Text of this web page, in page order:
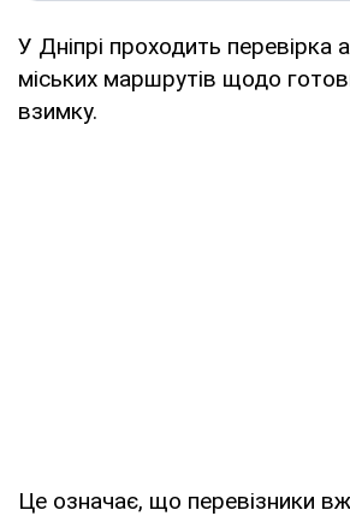
У Дніпрі проходить перевірка
міських маршрутів щодо
взимку.
Це означає, що перевізники